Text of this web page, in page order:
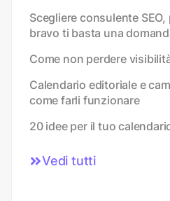
Scegliere consulente
bravo ti basta una
Come non perdere
Calendario editoriale e
come farli funzionare
20 idee per il tuo
Vedi tutti